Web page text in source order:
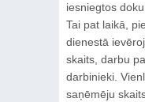
iesniegtos
Tai pat laikā,
dienestā
skaits, darbu
darbinieki.
saņēmēju